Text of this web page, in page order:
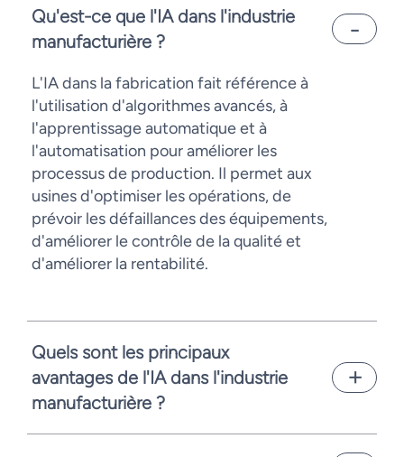
Qu'est-ce que l'IA dans l'industrie
manufacturière ?
L'IA dans la fabrication fait référence à
l'utilisation d'algorithmes avancés, à
l'apprentissage automatique et à
l'automatisation pour améliorer les
processus de production. Il permet aux
usines d'optimiser les opérations, de
prévoir les défaillances des équipements,
d'améliorer le contrôle de la qualité et
d'améliorer la rentabilité.
Quels sont les principaux
avantages de l'IA dans l'industrie
manufacturière ?